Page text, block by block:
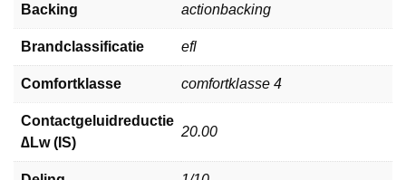
Backing actionbacking
Brandclassificatie efl
Comfortklasse comfortklasse 4
Contactgeluidreductie
∆Lw (IS)
20.00